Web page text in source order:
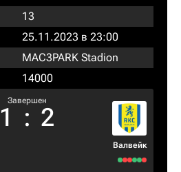
13
25.11.2023 в 23:00
MAC3PARK Stadion
14000
Завершен
1 : 2
Валвейк